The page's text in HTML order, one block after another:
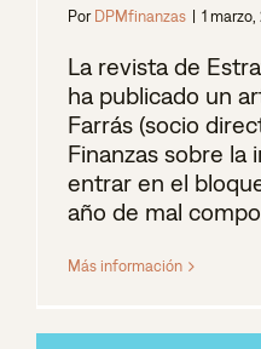
Por DPMfinanzas 1 marzo,
La revista de
ha publicado un
Farrás (socio
Finanzas sobre la
entrar en el
año de mal
Más información